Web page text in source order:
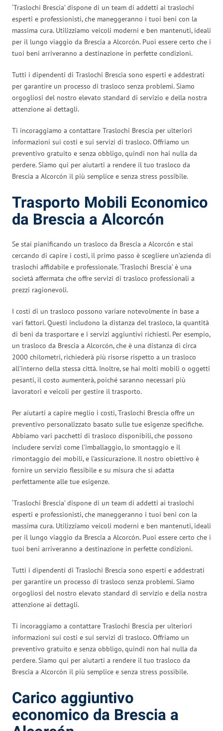
‘Traslochi Brescia’ dispone di un team di addetti ai traslochi
esperti e professionisti, che maneggeranno i tuoi beni con la
massima cura. Utilizziamo veicoli moderni e ben mantenuti, ideali
per il lungo viaggio da Brescia a Alcorcón. Puoi essere certo che i
tuoi beni arriveranno a destinazione in perfette condizioni.
Tutti i dipendenti di Traslochi Brescia sono esperti e addestrati
per garantire un processo di trasloco senza problemi. Siamo
orgogliosi del nostro elevato standard di servizio e della nostra
attenzione ai dettagli.
Ti incoraggiamo a contattare Traslochi Brescia per ulteriori
informazioni sui costi e sui servizi di trasloco. Offriamo un
preventivo gratuito e senza obbligo, quindi non hai nulla da
perdere. Siamo qui per aiutarti a rendere il tuo trasloco da
Brescia a Alcorcón il più semplice e senza stress possibile.
Trasporto Mobili Economico
da Brescia a Alcorcón
Se stai pianificando un trasloco da Brescia a Alcorcón e stai
cercando di capire i costi, il primo passo è scegliere un’azienda di
traslochi affidabile e professionale. ‘Traslochi Brescia’ è una
società affermata che offre servizi di trasloco professionali a
prezzi ragionevoli.
I costi di un trasloco possono variare notevolmente in base a
vari fattori. Questi includono la distanza del trasloco, la quantità
di beni da trasportare e i servizi aggiuntivi richiesti. Per esempio,
un trasloco da Brescia a Alcorcón, che è una distanza di circa
2000 chilometri, richiederà più risorse rispetto a un trasloco
all’interno della stessa città. Inoltre, se hai molti mobili o oggetti
pesanti, il costo aumenterà, poiché saranno necessari più
lavoratori e veicoli per gestire il trasporto.
Per aiutarti a capire meglio i costi, Traslochi Brescia offre un
preventivo personalizzato basato sulle tue esigenze specifiche.
Abbiamo vari pacchetti di trasloco disponibili, che possono
includere servizi come l’imballaggio, lo smontaggio e il
rimontaggio dei mobili, e l’assicurazione. Il nostro obiettivo è
fornire un servizio flessibile e su misura che si adatta
perfettamente alle tue esigenze.
‘Traslochi Brescia’ dispone di un team di addetti ai traslochi
esperti e professionisti, che maneggeranno i tuoi beni con la
massima cura. Utilizziamo veicoli moderni e ben mantenuti, ideali
per il lungo viaggio da Brescia a Alcorcón. Puoi essere certo che i
tuoi beni arriveranno a destinazione in perfette condizioni.
Tutti i dipendenti di Traslochi Brescia sono esperti e addestrati
per garantire un processo di trasloco senza problemi. Siamo
orgogliosi del nostro elevato standard di servizio e della nostra
attenzione ai dettagli.
Ti incoraggiamo a contattare Traslochi Brescia per ulteriori
informazioni sui costi e sui servizi di trasloco. Offriamo un
preventivo gratuito e senza obbligo, quindi non hai nulla da
perdere. Siamo qui per aiutarti a rendere il tuo trasloco da
Brescia a Alcorcón il più semplice e senza stress possibile.
Carico aggiuntivo
economico da Brescia a